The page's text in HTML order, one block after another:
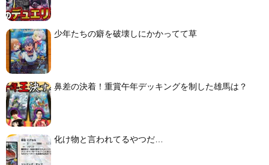
少年たちの癖を破壊しにかかってて草
鼻差の決着！重賞午年デッキングを制した雄馬は？
化け物と言われてるやつだ…